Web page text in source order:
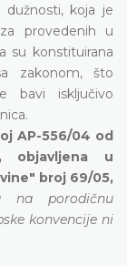
dužnosti, koja je
provedenih u
su konstituirana
zakonom, što
bavi isključivo
AP-556/04 od
objavljena u
broj 69/05,
na porodičnu
konvencije ni